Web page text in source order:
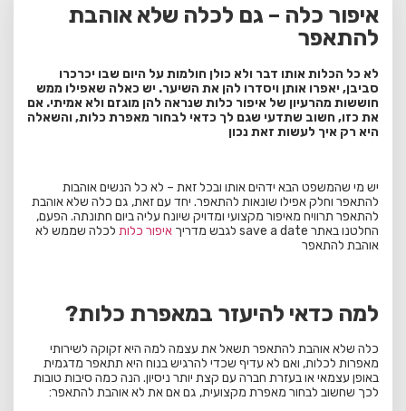
איפור כלה – גם לכלה שלא אוהבת
להתאפר
לא כל הכלות אותו דבר ולא כולן חולמות על היום שבו יכרכרו
סביבן, יאפרו אותן ויסדרו להן את השיער. יש כאלה שאפילו ממש
חוששות מהרעיון של איפור כלות שנראה להן מוגזם ולא אמיתי. אם
את כזו, חשוב שתדעי שגם לך כדאי לבחור מאפרת כלות, והשאלה
היא רק איך לעשות זאת נכון
יש מי שהמשפט הבא ידהים אותו ובכל זאת – לא כל הנשים אוהבות
להתאפר וחלק אפילו שונאות להתאפר. יחד עם זאת, גם כלה שלא אוהבת
להתאפר תרוויח מאיפור מקצועי ומדויק שיונח עליה ביום חתונתה. הפעם,
החלטנו באתר save a date לגבש מדריך
איפור כלות לכלה שממש לא
אוהבת להתאפר
למה כדאי להיעזר במאפרת כלות?
כלה שלא אוהבת להתאפר תשאל את עצמה למה היא זקוקה לשירותי
מאפרות לכלות, ואם לא עדיף שכדי להרגיש בנוח היא תתאפר מדגמית
באופן עצמאי או בעזרת חברה עם קצת יותר ניסיון. הנה כמה סיבות טובות
לכך שחשוב לבחור מאפרת מקצועית, גם אם את לא אוהבת להתאפר: